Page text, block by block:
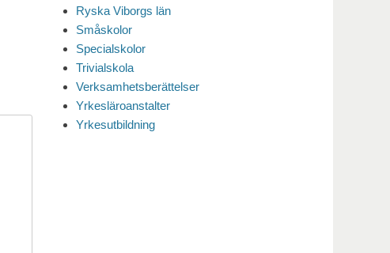
Ryska Viborgs län
Småskolor
Specialskolor
Trivialskola
Verksamhetsberättelser
Yrkesläroanstalter
Yrkesutbildning